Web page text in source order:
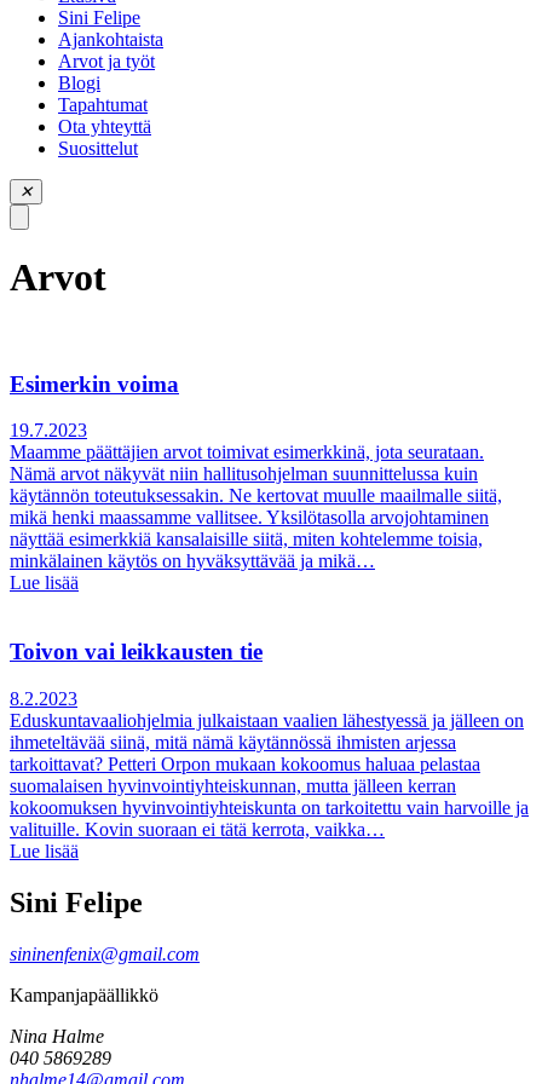
piilota
valikkoSini Felipe
Ajankohtaista
Arvot ja työt
Blogi
Tapahtumat
Ota yhteyttä
Suosittelut
✕
Arvot
Esimerkin voima
19.7.2023
Maamme päättäjien arvot toimivat esimerkkinä, jota seurataan.
Nämä arvot näkyvät niin hallitusohjelman suunnittelussa kuin
käytännön toteutuksessakin. Ne kertovat muulle maailmalle siitä,
mikä henki maassamme vallitsee. Yksilötasolla arvojohtaminen
näyttää esimerkkiä kansalaisille siitä, miten kohtelemme toisia,
minkälainen käytös on hyväksyttävää ja mikä…
Lue lisää
Toivon vai leikkausten tie
8.2.2023
Eduskuntavaaliohjelmia julkaistaan vaalien lähestyessä ja jälleen on
ihmeteltävää siinä, mitä nämä käytännössä ihmisten arjessa
tarkoittavat? Petteri Orpon mukaan kokoomus haluaa pelastaa
suomalaisen hyvinvointiyhteiskunnan, mutta jälleen kerran
kokoomuksen hyvinvointiyhteiskunta on tarkoitettu vain harvoille ja
valituille. Kovin suoraan ei tätä kerrota, vaikka…
Lue lisää
Sini Felipe
sininenfenix@gmail.com
Kampanjapäällikkö
Nina Halme
040 5869289
nhalme14@gmail.com